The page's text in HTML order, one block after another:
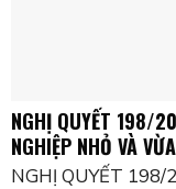
NGHỊ QUYẾT 198/
NGHIỆP NHỎ VÀ
NGHỊ QUYẾT 198/